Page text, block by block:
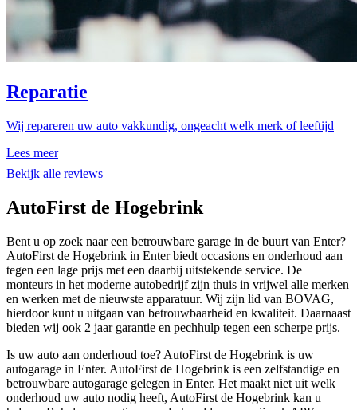
Reparatie
Wij repareren uw auto vakkundig, ongeacht welk merk of leeftijd
Lees meer
Bekijk alle reviews
AutoFirst de Hogebrink
Bent u op zoek naar een betrouwbare garage in de buurt van Enter?
AutoFirst de Hogebrink in Enter biedt occasions en onderhoud aan
tegen een lage prijs met een daarbij uitstekende service. De
monteurs in het moderne autobedrijf zijn thuis in vrijwel alle merken
en werken met de nieuwste apparatuur. Wij zijn lid van BOVAG,
hierdoor kunt u uitgaan van betrouwbaarheid en kwaliteit. Daarnaast
bieden wij ook 2 jaar garantie en pechhulp tegen een scherpe prijs.
Is uw auto aan onderhoud toe? AutoFirst de Hogebrink is uw
autogarage in Enter. AutoFirst de Hogebrink is een zelfstandige en
betrouwbare autogarage gelegen in Enter. Het maakt niet uit welk
onderhoud uw auto nodig heeft, AutoFirst de Hogebrink kan u